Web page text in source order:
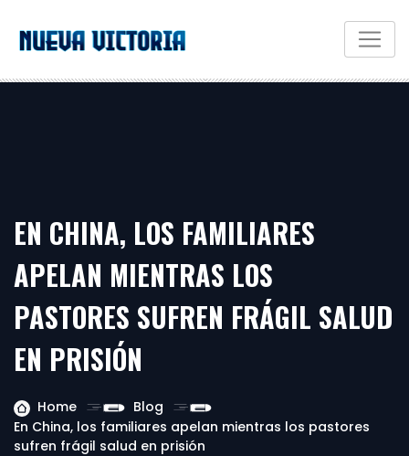
EN CHINA, LOS FAMILIARES
APELAN MIENTRAS LOS
PASTORES SUFREN FRÁGIL SALUD
EN PRISIÓN
Home
Blog
En China, los familiares apelan mientras los pastores
sufren frágil salud en prisión